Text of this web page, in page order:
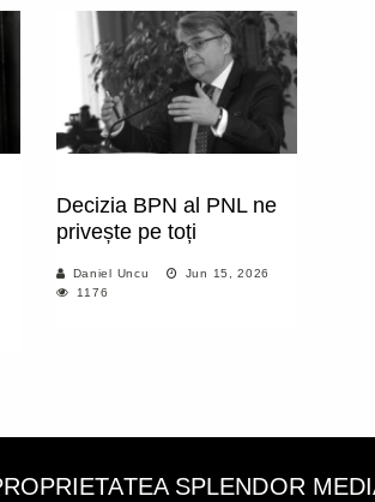
Decizia BPN al PNL ne
privește pe toți
Daniel Uncu
Jun 15, 2026
1176
SPLENDOR